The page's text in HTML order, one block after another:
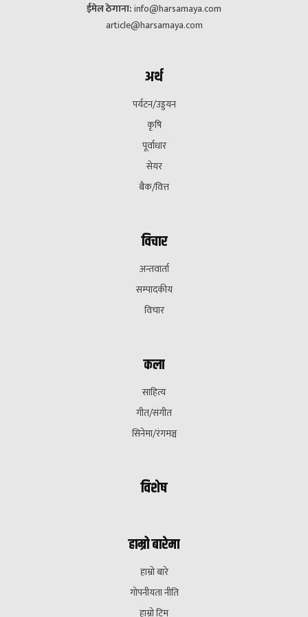
ईमेल ठेगाना:info@harsamaya.com
article@harsamaya.com
अर्थ
पर्यटन/उड्डयन
कृषि
पूर्वाधार
सेयर
बैक/वित्त
विचार
अन्तवार्ता
सम्पादकीय
विचार
कला
साहित्य
गीत/संगीत
सिनेमा/रंगमञ्च
विशेष
हाम्रो बारेमा
हाम्रो बारे
गोपनीयता नीति
हाम्रो टिम